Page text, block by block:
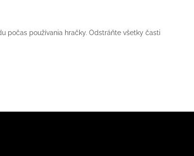
počas používania hračky. Odstráňte všetky časti